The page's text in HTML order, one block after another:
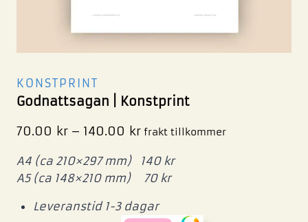
KONSTPRINT
Godnattsagan | Konstprint
70.00 kr – 140.00 kr frakt tillkommer
A4 (ca 210×297 mm) 140 kr
A5 (ca 148×210 mm) 70 kr
Leveranstid 1-3 dagar